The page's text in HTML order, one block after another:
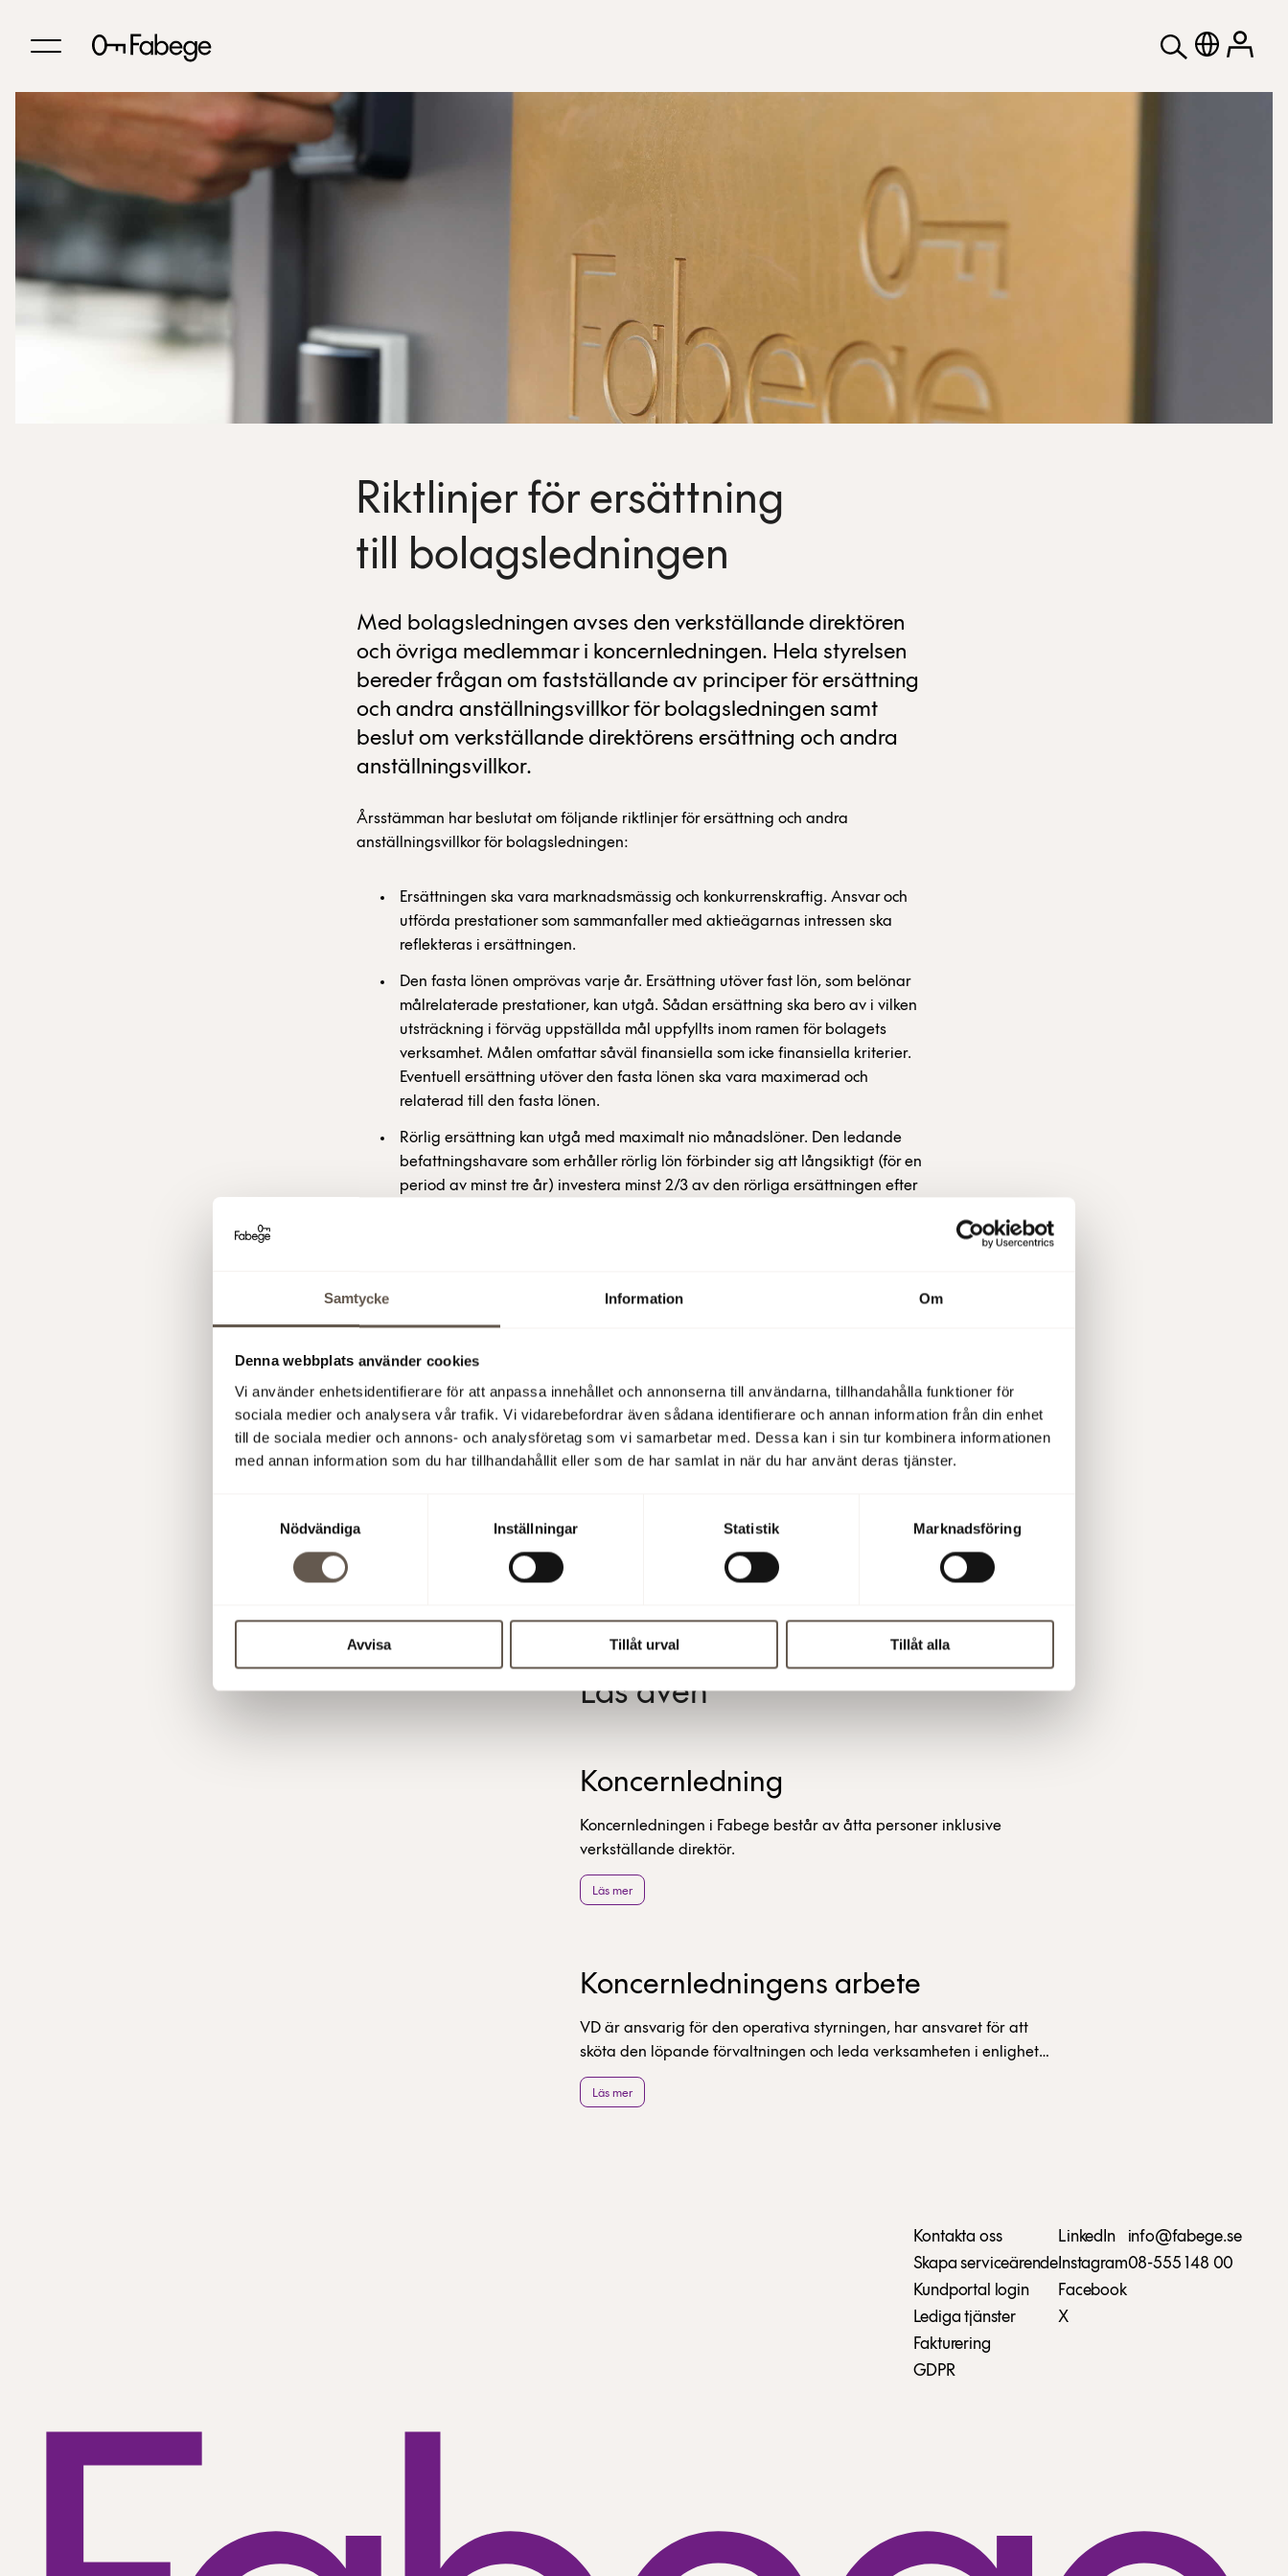
Samtycke Information Om
Denna webbplats använder cookies
Vi använder enhetsidentifierare för att anpassa innehållet och annonserna till användarna, tillhandahålla funktioner för
sociala medier och analysera vår trafik. Vi vidarebefordrar även sådana identifierare och annan information från din enhet
till de sociala medier och annons- och analysföretag som vi samarbetar med. Dessa kan i sin tur kombinera informationen
med annan information som du har tillhandahållit eller som de har samlat in när du har använt deras tjänster.
Nödvändiga
Inställningar Statistik Marknadsföring
Avvisa Tillåt urval Tillåt alla
Riktlinjer för ersättning
till bolagsledningen
Med bolagsledningen avses den verkställande direktören
och övriga medlemmar i koncernledningen. Hela styrelsen
bereder frågan om fastställande av principer för ersättning
och andra anställningsvillkor för bolagsledningen samt
beslut om verkställande direktörens ersättning och andra
anställningsvillkor.
Årsstämman har beslutat om följande riktlinjer för ersättning och andra
anställningsvillkor för bolagsledningen:
Ersättningen ska vara marknadsmässig och konkurrenskraftig. Ansvar och
utförda prestationer som sammanfaller med aktieägarnas intressen ska
reflekteras i ersättningen.
Den fasta lönen omprövas varje år. Ersättning utöver fast lön, som belönar
målrelaterade prestationer, kan utgå. Sådan ersättning ska bero av i vilken
utsträckning i förväg uppställda mål uppfyllts inom ramen för bolagets
verksamhet. Målen omfattar såväl finansiella som icke finansiella kriterier.
Eventuell ersättning utöver den fasta lönen ska vara maximerad och
relaterad till den fasta lönen.
Rörlig ersättning kan utgå med maximalt nio månadslöner. Den ledande
befattningshavare som erhåller rörlig lön förbinder sig att långsiktigt (för en
period av minst tre år) investera minst 2/3 av den rörliga ersättningen efter
Mkr (exklusive sociala avgifter), beräknat utifrån det antal personer som för
närvarande är ledande befattningshavare. Övriga förmåner ska där de
förekommer utgöra en begränsad del av ersättningarna.
Bolaget har en vinstandelsstiftelse som omfattar samtliga anställda.
Avsättningen till vinstandelsstiftelsen baseras på uppnådd avkastning på
eget kapital och är maximerad till två basbelopp per år och anställd.
Pensionsåldern ska vara 65 år. Pensionsförmåner ska motsvara ITP-planen
pensionsgrundande lönen. Uppsägningslön och avgångsvederlag ska
Läs även
Koncernledning
Koncernledningen i Fabege består av åtta personer inklusive
verkställande direktör.
Läs mer
Koncernledningens arbete
VD är ansvarig för den operativa styrningen, har ansvaret för att
sköta den löpande förvaltningen och leda verksamheten i enlighet
med styrelsens riktlinjer,
Läs mer
Kontakta oss
Skapa serviceärende
Kundportal login
Lediga tjänster
Fakturering
GDPR
LinkedIn
Instagram
Facebook
X
info@fabege.se
08-555 148 00